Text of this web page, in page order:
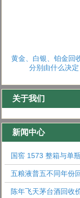
黄金、白银、铂金回
分别由什么决定
关于我们
新闻中心
国窖 1573 整箱与单
五粮液普五不同年份
陈年飞天茅台酒回收